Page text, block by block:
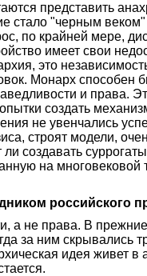
представить
стало "черным
по крайней мере,
имеет свои
это
Монарх способен
и права.
создать
не увенчались
строят модели,
создавать
на многовековой
российского
а не права. В
за ним скрывались
идея живет в